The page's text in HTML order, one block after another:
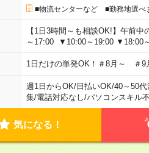
■物流センターなど ■勤務地選べ
【1日3時間～も相談OK!】午前
～17:00 ▼10:00～19:00 ▼18:00
1日だけの単発OK！＃8月～ ＃9
週1日からOK/日払いOK/40～50代
集/電話対応なし/パソコンスキル
気になる！